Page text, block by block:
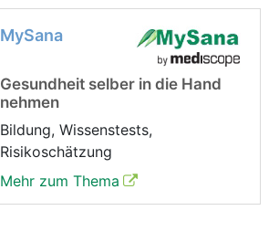
MySana
Gesundheit selber in die Hand
nehmen
Bildung, Wissenstests,
Risikoschätzung
Mehr zum Thema